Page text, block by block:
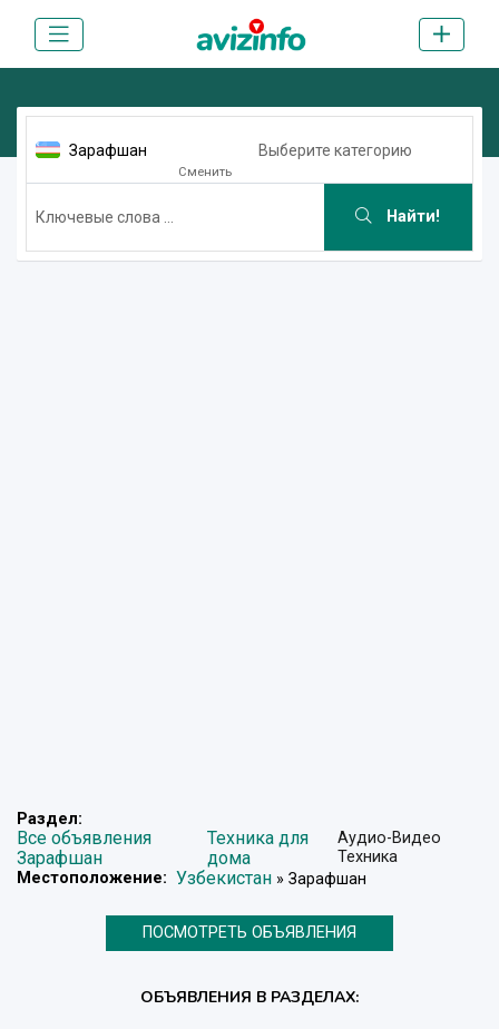
Зарафшан
Сменить
Выберите категорию
Найти!
Раздел:
Все объявления
Зарафшан
Техника для
дома
Аудио-Видео
Техника
Местоположение: Узбекистан » Зарафшан
ПОСМОТРЕТЬ ОБЪЯВЛЕНИЯ
ОБЪЯВЛЕНИЯ В РАЗДЕЛАХ: